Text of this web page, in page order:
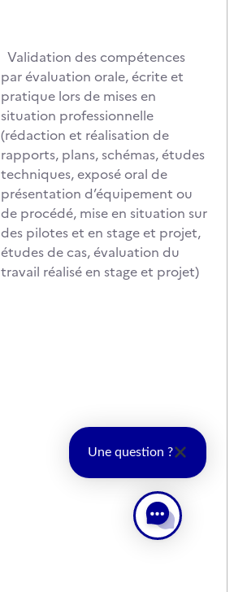
Validation des compétences
par évaluation orale, écrite et
pratique lors de mises en
situation professionnelle
(rédaction et réalisation de
rapports, plans, schémas, études
techniques, exposé oral de
présentation d’équipement ou
de procédé, mise en situation sur
des pilotes et en stage et projet,
études de cas, évaluation du
travail réalisé en stage et projet)
Une question ?